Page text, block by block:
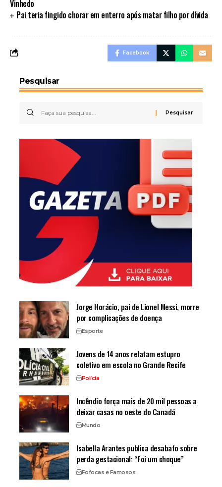
Vinhedo
Pai teria fingido chorar em enterro após matar filho por dívida
Facebook
Pesquisar
Jorge Horácio, pai de Lionel Messi, morre
por complicações de doença
Esporte
Jovens de 14 anos relatam estupro
coletivo em escola no Grande Recife
Polícia
Incêndio força mais de 20 mil pessoas a
deixar casas no oeste do Canadá
Mundo
Isabella Arantes publica desabafo sobre
perda gestacional: “Foi um choque”
Fofocas e Famosos